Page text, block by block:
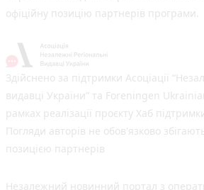
офіційну позицію партнерів програми.
Здійснено за підтримки Асоціації
видавці України” та Foreningen
рамках реалізації проєкту Хаб
Погляди авторів не обов'язково
позицією партнерів
Незалежний новинний портал з